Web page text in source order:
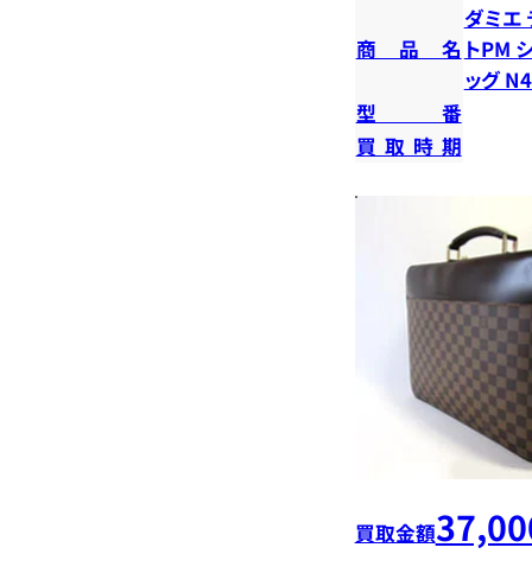
商品名
ダミエ
トPM
ッグ
型番
買取時期
買取金額